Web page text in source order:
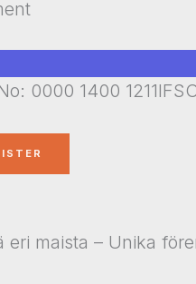
0000 1400
eri maista – Unika